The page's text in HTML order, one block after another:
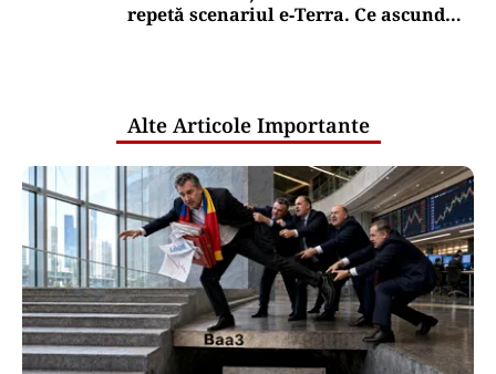
repetă scenariul e‑Terra. Ce ascund
Alte Articole Importante